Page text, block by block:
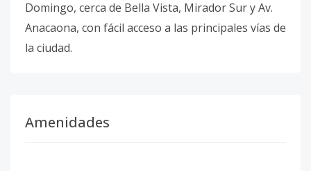
Domingo, cerca de Bella Vista, Mirador Sur y Av.
Anacaona, con fácil acceso a las principales vías de
la ciudad.
Amenidades